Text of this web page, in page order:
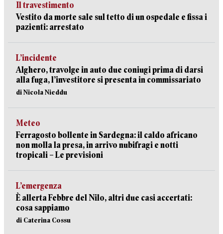
Il travestimento
Vestito da morte sale sul tetto di un ospedale e fissa i
pazienti: arrestato
L’incidente
Alghero, travolge in auto due coniugi prima di darsi
alla fuga, l’investitore si presenta in commissariato
di Nicola Nieddu
Meteo
Ferragosto bollente in Sardegna: il caldo africano
non molla la presa, in arrivo nubifragi e notti
tropicali – Le previsioni
L’emergenza
È allerta Febbre del Nilo, altri due casi accertati:
cosa sappiamo
di Caterina Cossu